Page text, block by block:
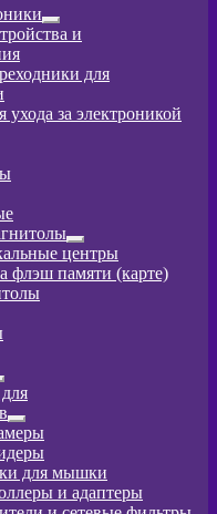
Развернутое
вложенное
и
для
ухода за электроникой
Развернутое
вложенное
меню
центры
флэш памяти (карте)
Развернутое
вложенное
меню
для мышки
и адаптеры